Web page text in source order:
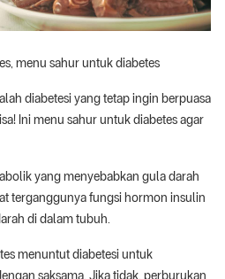
menu sahur untuk diabetes
diabetesi yang tetap ingin berpuasa
Ini menu sahur untuk diabetes agar
yang menyebabkan gula darah
terganggunya fungsi hormon insulin
di dalam tubuh.
menuntut diabetesi untuk
saksama. Jika tidak, perburukan